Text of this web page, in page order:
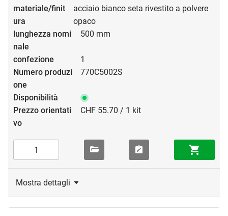
acciaio bianco seta rivestito a polvere
opaco
500 mm
1
770C5002S
CHF 55.70 / 1 kit
Mostra dettagli